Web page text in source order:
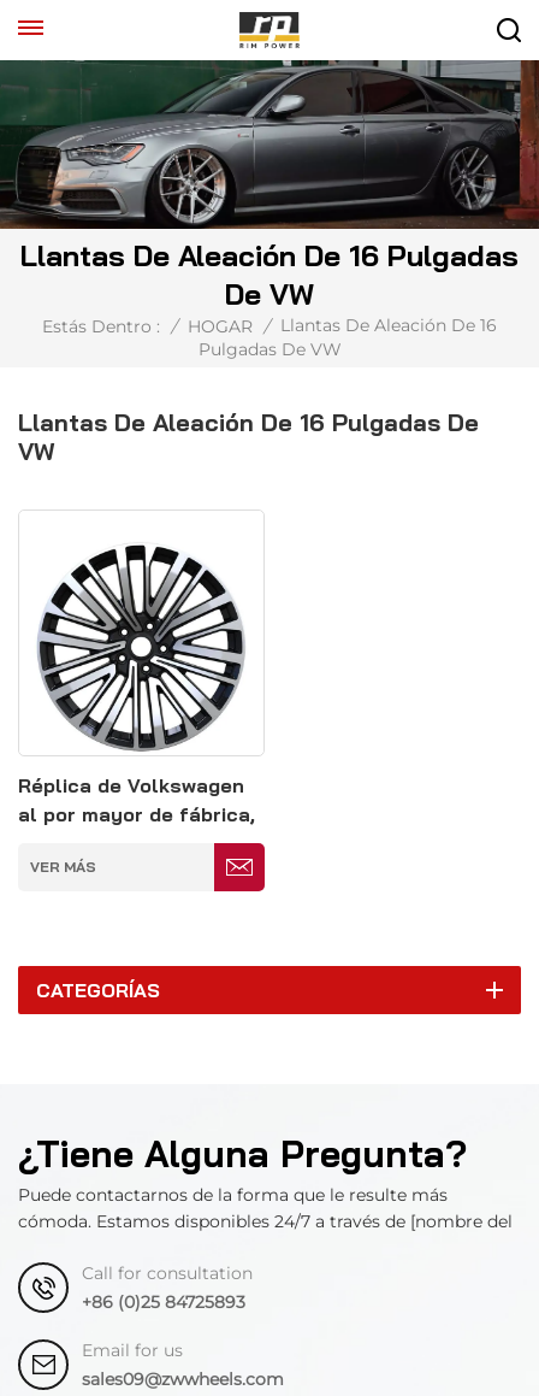
Llantas De Aleación De 16 Pulgadas
De VW
Estás Dentro : / HOGAR / Llantas De Aleación De 16
Pulgadas De VW
Llantas De Aleación De 16 Pulgadas De
VW
Réplica de Volkswagen
al por mayor de fábrica,
llanta forjada de una
pieza
VER MÁS
CATEGORÍAS
¿Tiene Alguna Pregunta?
Puede contactarnos de la forma que le resulte más
cómoda. Estamos disponibles 24/7 a través de [nombre del
Call for consultation
+86 (0)25 84725893
Email for us
sales09@zwwheels.com